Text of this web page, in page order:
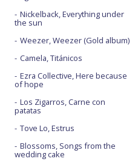
Nickelback, Everything under
the sun
Weezer, Weezer (Gold album)
Camela, Titánicos
Ezra Collective, Here because
of hope
Los Zigarros, Carne con
patatas
Tove Lo, Estrus
Blossoms, Songs from the
wedding cake